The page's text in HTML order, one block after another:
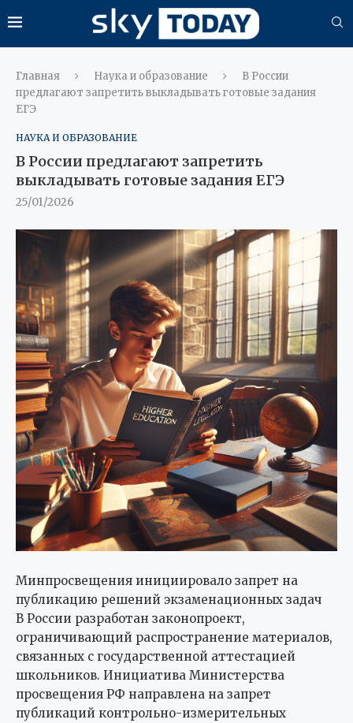
Главная Наука и образование
В России
предлагают запретить выкладывать готовые задания
ЕГЭ
НАУКА И ОБРАЗОВАНИЕ
В России предлагают запретить
выкладывать готовые задания ЕГЭ
25/01/2026
Минпросвещения инициировало запрет на
публикацию решений экзаменационных задач
В России разработан законопроект,
ограничивающий распространение материалов,
связанных с государственной аттестацией
школьников. Инициатива Министерства
просвещения РФ направлена на запрет
публикаций контрольно-измерительных